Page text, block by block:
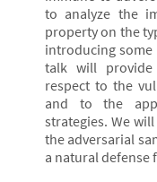
to analyze the
property on the
introducing some
talk will
respect to the
and to the
strategies. We
the adversarial
a natural defense